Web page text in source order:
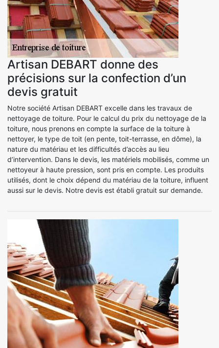
Artisan DEBART donne des
précisions sur la confection d’un
devis gratuit
Notre société Artisan DEBART excelle dans les travaux de
nettoyage de toiture. Pour le calcul du prix du nettoyage de la
toiture, nous prenons en compte la surface de la toiture à
nettoyer, le type de toit (en pente, toit-terrasse, en dôme), la
nature du matériau et les difficultés d’accès au lieu
d’intervention. Dans le devis, les matériels mobilisés, comme un
nettoyeur à haute pression, sont pris en compte. Les produits
utilisés, dont le choix dépend du matériau de la toiture, influent
aussi sur le devis. Notre devis est établi gratuit sur demande.